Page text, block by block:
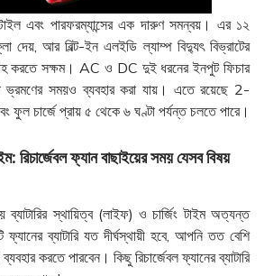
এবং পারফরম্যান্সের এক দারুণ সমন্বয়। এর ১২
দেয়, আর বিল্ট-ইন এলইডি ল্যাম্প বিদ্যুৎ বিভ্রাটের
করতে সক্ষম। AC ও DC দুই ধরনের ইনপুট ফিচার
ভ্রমণের সময়ও ব্যবহার করা যায়। এতে রয়েছে 2-
চার্জে প্রায় ৫ থেকে ৬ ঘণ্টা পর্যন্ত চলতে পারে।
রিচার্জেবল ফ্যান বাছাইয়ের সময় যেসব বিষয়
ব্যাটারির স্থায়িত্ব (লাইফ) ও চার্জিং টাইম অত্যন্ত
ব্যাটারি যত দীর্ঘস্থায়ী হবে, আপনি তত বেশি
করতে পারবেন। কিছু রিচার্জেবল ফ্যানের ব্যাটারি